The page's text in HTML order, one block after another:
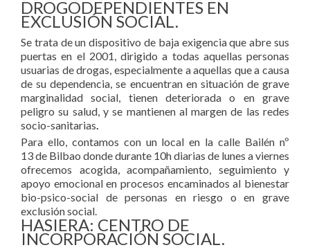
DROGODEPENDIENTES EN
EXCLUSIÓN SOCIAL.
Se trata de un dispositivo de baja exigencia que abre sus
puertas en el 2001, dirigido a todas aquellas personas
usuarias de drogas, especialmente a aquellas que a causa
de su dependencia, se encuentran en situación de grave
marginalidad social, tienen deteriorada o en grave
peligro su salud, y se mantienen al margen de las redes
socio-sanitarias.
Para ello, contamos con un local en la calle Bailén nº
13 de Bilbao donde durante 10h diarias de lunes a viernes
ofrecemos acogida, acompañamiento, seguimiento y
apoyo emocional en procesos encaminados al bienestar
bio-psico-social de personas en riesgo o en grave
exclusión social.
HASIERA: CENTRO DE
INCORPORACIÓN SOCIAL.